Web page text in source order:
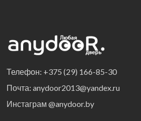
Телефон: +375 (29) 166-85-30
Почта: anydoor2013@yandex.ru
Инстаграм @anydoor.by